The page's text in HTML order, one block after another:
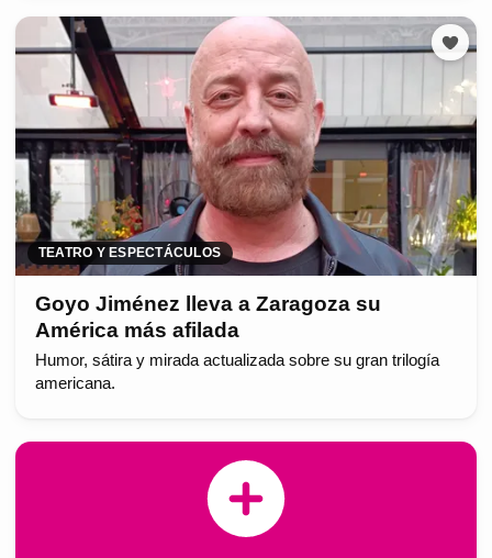
TEATRO Y ESPECTÁCULOS
Goyo Jiménez lleva a Zaragoza su
América más afilada
Humor, sátira y mirada actualizada sobre su gran trilogía
americana.